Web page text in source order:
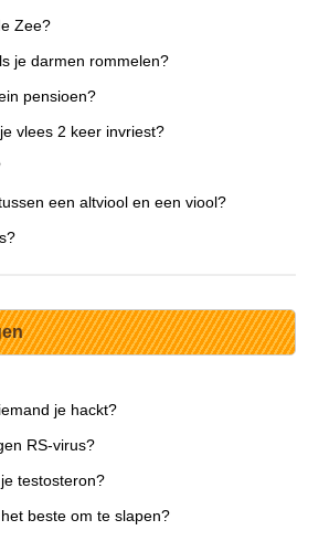
Zee?
je darmen rommelen?
pensioen?
vlees 2 keer invriest?
een altviool en een viool?
je hackt?
RS-virus?
testosteron?
beste om te slapen?